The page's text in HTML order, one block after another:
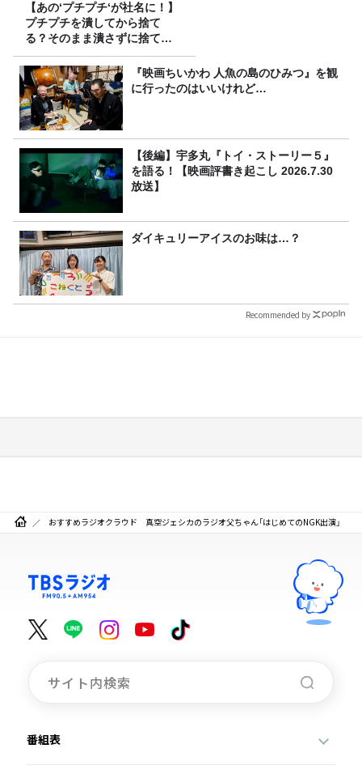
【あの‘プチプチ‘が社名に！】
プチプチを潰してから捨て
る？そのまま潰さずに捨て
る？
『映画ちいかわ 人魚の島のひみつ』を観
に行ったのはいいけれど…
【後編】宇多丸『トイ・ストーリー５』
を語る！【映画評書き起こし 2026.7.30
放送】
ダイキュリーアイスのお味は…？
Recommended by
おすすめラジオクラウド 真空ジェシカのラジオ父ちゃん「はじめてのNGK出演」
番組表